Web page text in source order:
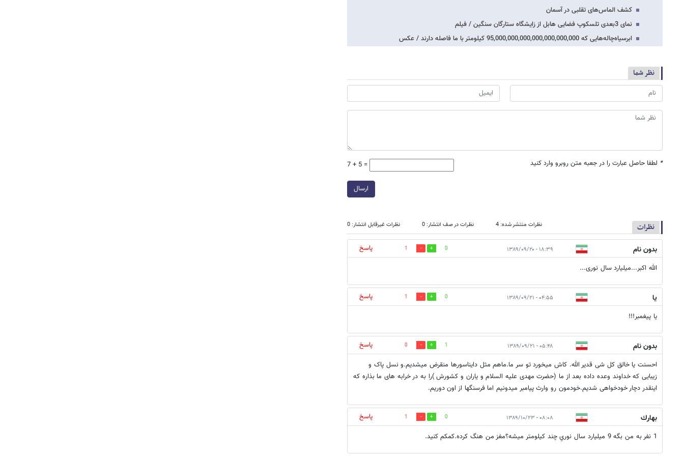
کشف الماس‌های تقلبی در آسمان
نمای 3بعدی تلسکوپ فضایی هابل از زایشگاه ستارگان سنگین / فیلم
ابرسیاه‌چاله‌هایی که 95,000,000,000,000,000,000,000 کیلومتر با ما فاصله دارند / عکس
نظر شما
* لطفا حاصل عبارت را در جعبه متن روبرو وارد کنید 7 + 5 =
ارسال
نظرات نظرات منتشر شده: 4 نظرات در صف انتشار: 0 نظرات غیرقابل انتشار: 0
بدون نام ۱۸:۳۹ - ۱۳۸۹/۰۹/۲۰ 0
1
پاسخ
الله اکبر...میلیارد سال نوری...
یا ۰۴:۵۵ - ۱۳۸۹/۰۹/۲۱ 0
1
پاسخ
یا پیغمبر!!!
بدون نام ۰۵:۴۸ - ۱۳۸۹/۰۹/۲۱ 1
0
پاسخ
احسنت یا خالق کل شی قدیر الله. کاش میخورد تو سر ما.ماهم مثل دایناسورها منقرض میشدیم.و نسل پاک و
زیبایی که خداوند وعده داده بعد از ما (حضرت مهدی علیه السلام و یاران و کشورش )را به در خرابه های ما بذاره که
اینقدر دچار خودخواهی شدیم.خودمون رو وارث پیامبر میدونیم اما فرسنگها از اون دوریم.
بهارك ۰۸:۰۸ - ۱۳۸۹/۱۰/۲۳ 0
1
پاسخ
1 نفر به من بگه 9 ميليارد سال نوري چند كيلومتر ميشه؟مغز من هنگ كرده.كمكم كنيد.